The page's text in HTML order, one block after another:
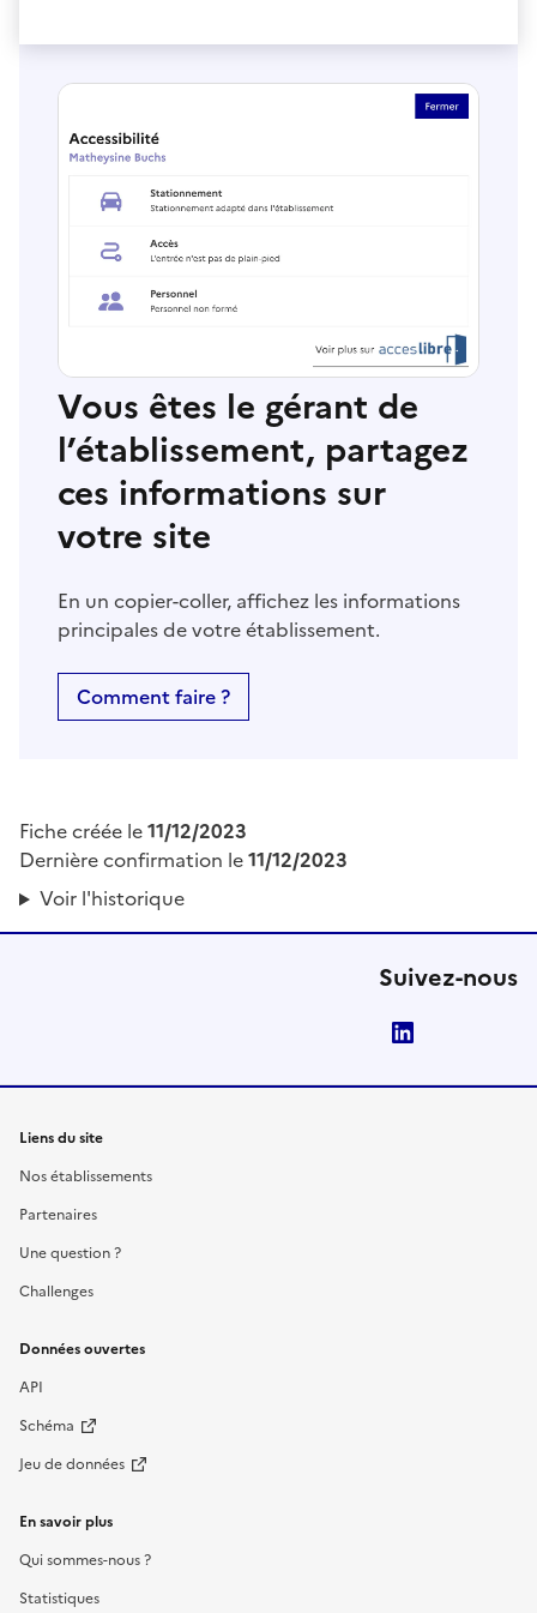
Vous êtes le gérant de
l’établissement, partagez
ces informations sur
votre site
En un copier-coller, affichez les informations
principales de votre établissement.
Comment faire ?
Fiche créée le11/12/2023
Dernière confirmation le11/12/2023
Voir l'historique
Suivez-nous
Liens du site
Nos établissements
Partenaires
Une question ?
Challenges
Données ouvertes
API
Schéma
Jeu de données
En savoir plus
Qui sommes-nous ?
Statistiques